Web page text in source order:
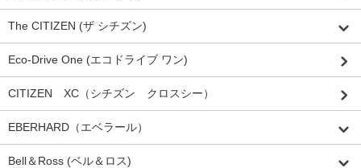
The CITIZEN (ザ シチズン)
Eco-Drive One (エコドライブ ワン)
CITIZEN XC（シチズン クロスシー）
EBERHARD（エベラール）
Bell＆Ross (ベル＆ロス)